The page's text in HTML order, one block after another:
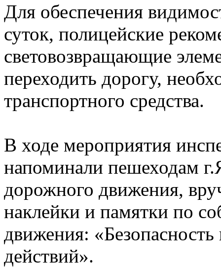
Для обеспечения
суток, полицейские
световозвращающие
переходить дорогу,
транспортного средства.
В ходе мероприятия
напоминали пешеходам
дорожного движения,
наклейки и памятки по
движения: «Безопасность
действий».